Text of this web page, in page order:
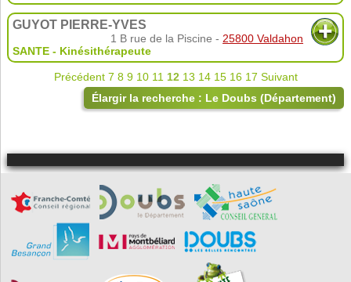
GUYOT PIERRE-YVES
1 B rue de la Piscine - 25800 Valdahon
SANTE - Kinésithérapeute
Précédent 7 8 9 10 11 12 13 14 15 16 17 Suivant
Élargir la recherche : Le Doubs (Département)